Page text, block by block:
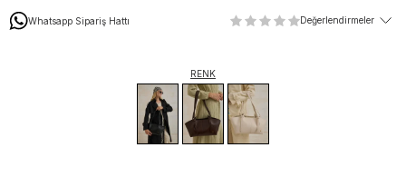
Whatsapp Sipariş Hattı Değerlendirmeler
RENK